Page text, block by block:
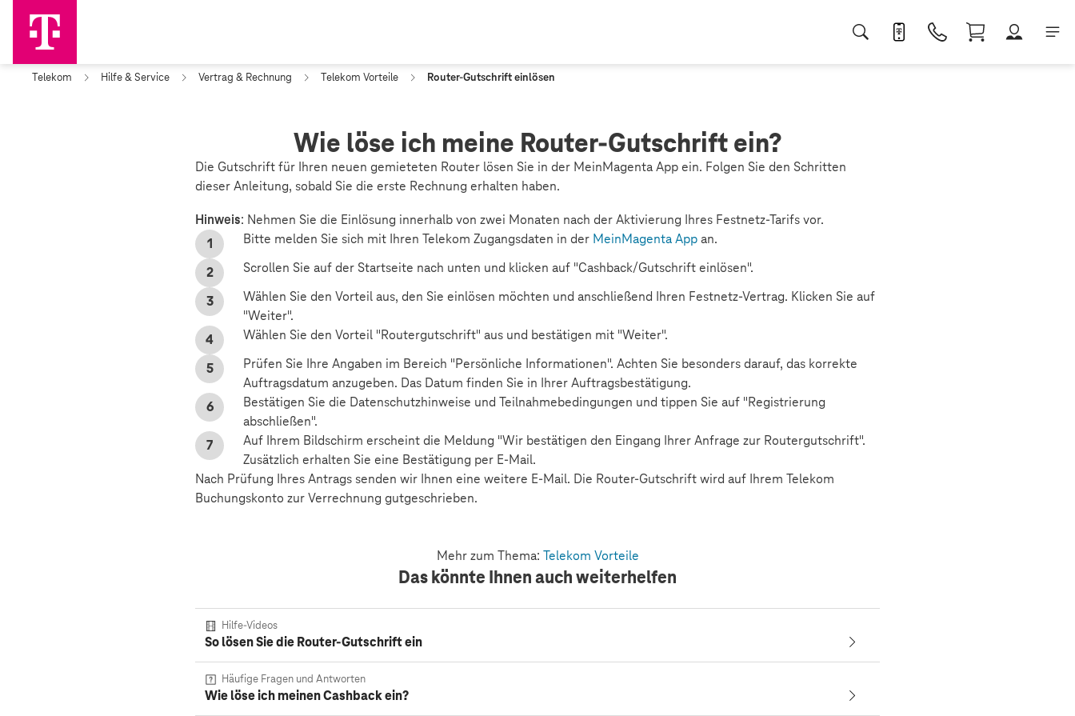
Telekom Hilfe & Service Vertrag & Rechnung Telekom Vorteile Router-Gutschrift einlösen
Wie löse ich meine Router-Gutschrift ein?
Die Gutschrift für Ihren neuen gemieteten Router lösen Sie in der MeinMagenta App ein. Folgen Sie den Schritten
dieser Anleitung, sobald Sie die erste Rechnung erhalten haben.
Hinweis: Nehmen Sie die Einlösung innerhalb von zwei Monaten nach der Aktivierung Ihres Festnetz-Tarifs vor.
Bitte melden Sie sich mit Ihren Telekom Zugangsdaten in der MeinMagenta Appan.
Scrollen Sie auf der Startseite nach unten und klicken auf "Cashback/Gutschrift einlösen".
Wählen Sie den Vorteil aus, den Sie einlösen möchten und anschließend Ihren Festnetz-Vertrag. Klicken Sie auf
"Weiter".
Wählen Sie den Vorteil "Routergutschrift" aus und bestätigen mit "Weiter".
Prüfen Sie Ihre Angaben im Bereich "Persönliche Informationen". Achten Sie besonders darauf, das korrekte
Auftragsdatum anzugeben. Das Datum finden Sie in Ihrer Auftragsbestätigung.
Bestätigen Sie die Datenschutzhinweise und Teilnahmebedingungen und tippen Sie auf "Registrierung
abschließen".
Auf Ihrem Bildschirm erscheint die Meldung "Wir bestätigen den Eingang Ihrer Anfrage zur Routergutschrift".
Zusätzlich erhalten Sie eine Bestätigung per E-Mail.
Nach Prüfung Ihres Antrags senden wir Ihnen eine weitere E-Mail. Die Router-Gutschrift wird auf Ihrem Telekom
Buchungskonto zur Verrechnung gutgeschrieben.
Mehr zum Thema: Telekom Vorteile
Das könnte Ihnen auch weiterhelfen
Hilfe-Videos
So lösen Sie die Router-Gutschrift ein
Häufige Fragen und Antworten
Wie löse ich meinen Cashback ein?